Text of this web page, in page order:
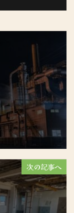
次の記事へ